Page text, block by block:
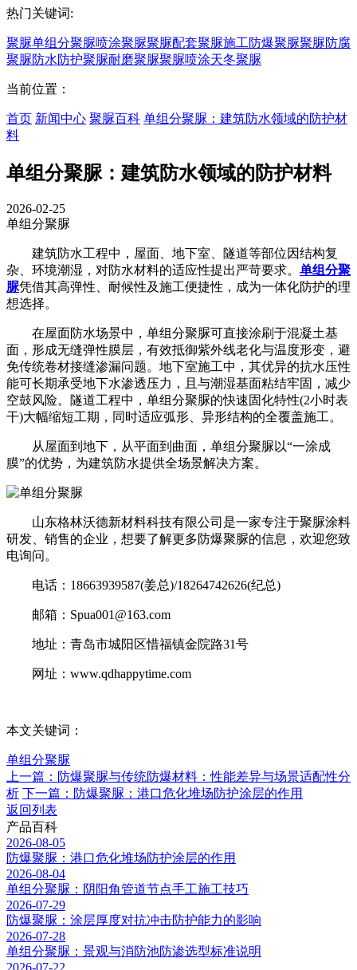
热门关键词:
聚脲单组分聚脲喷涂聚脲聚脲配套聚脲施工防爆聚脲聚脲防腐
聚脲防水防护聚脲耐磨聚脲聚脲喷涂天冬聚脲
当前位置：
首页 新闻中心 聚脲百科 单组分聚脲：建筑防水领域的防护材
料
单组分聚脲：建筑防水领域的防护材料
2026-02-25
单组分聚脲
建筑防水工程中，屋面、地下室、隧道等部位因结构复
杂、环境潮湿，对防水材料的适应性提出严苛要求。 单组分聚
脲凭借其高弹性、耐候性及施工便捷性，成为一体化防护的理
想选择。
在屋面防水场景中，单组分聚脲可直接涂刷于混凝土基
面，形成无缝弹性膜层，有效抵御紫外线老化与温度形变，避
免传统卷材接缝渗漏问题。地下室施工中，其优异的抗水压性
能可长期承受地下水渗透压力，且与潮湿基面粘结牢固，减少
空鼓风险。隧道工程中，单组分聚脲的快速固化特性(2小时表
干)大幅缩短工期，同时适应弧形、异形结构的全覆盖施工。
从屋面到地下，从平面到曲面，单组分聚脲以“一涂成
膜”的优势，为建筑防水提供全场景解决方案。
山东格林沃德新材料科技有限公司是一家专注于聚脲涂料
研发、销售的企业，想要了解更多防爆聚脲的信息，欢迎您致
电询问。
电话：18663939587(姜总)/18264742626(纪总)
邮箱：Spua001@163.com
地址：青岛市城阳区惜福镇金院路31号
网址：www.qdhappytime.com
本文关键词：
单组分聚脲
上一篇：防爆聚脲与传统防爆材料：性能差异与场景适配性分
析 下一篇：防爆聚脲：港口危化堆场防护涂层的作用
返回列表
产品百科
2026-08-05
防爆聚脲：港口危化堆场防护涂层的作用
2026-08-04
单组分聚脲：阴阳角管道节点手工施工技巧
2026-07-29
防爆聚脲：涂层厚度对抗冲击防护能力的影响
2026-07-28
单组分聚脲：景观与消防池防渗选型标准说明
2026-07-22